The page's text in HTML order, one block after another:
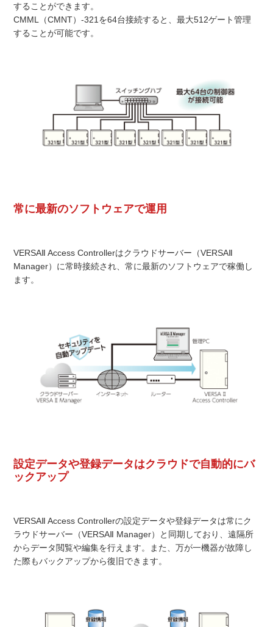
することができます。
CMML（CMNT）-321を64台接続すると、最大512ゲート管理
することが可能です。
常に最新のソフトウェアで運用
VERSAⅡ Access Controllerはクラウドサーバー（VERSAⅡ
Manager）に常時接続され、常に最新のソフトウェアで稼働し
ます。
設定データや登録データはクラウドで自動的にバ
ックアップ
VERSAⅡ Access Controllerの設定データや登録データは常にク
ラウドサーバー（VERSAⅡ Manager）と同期しており、遠隔所
からデータ閲覧や編集を行えます。また、万が一機器が故障し
た際もバックアップから復旧できます。